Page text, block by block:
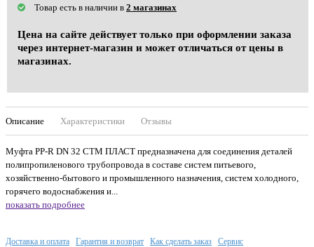
Товар есть в наличии в 2 магазинах
Цена на сайте действует только при оформлении заказа
через интернет-магазин и может отличаться от цены в
магазинах.
Описание Характеристики Отзывы
Муфта PP-R DN 32 СТМ ПЛАСТ предназначена для соединения деталей
полипропиленового трубопровода в составе систем питьевого,
хозяйственно-бытового и промышленного назначения, систем холодного,
горячего водоснабжения и...
показать подробнее
Доставка и оплата Гарантия и возврат Как сделать заказ Сервис